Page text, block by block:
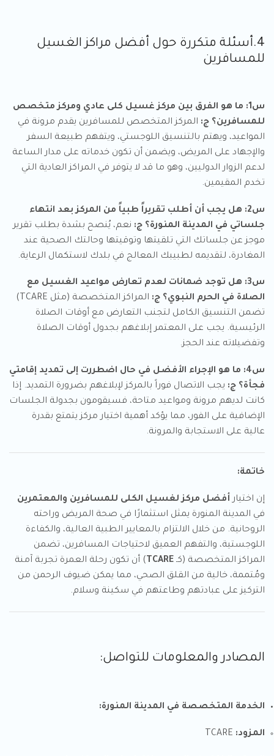
4.أسئلة متكررة حول أفضل مراكز الغسيل
للمسافرين
س1: ما هو الفرق بين مركز غسيل كلى عادي ومركز متخصص
للمسافرين؟ ج: المركز المتخصص للمسافرين يقدم مرونة في
المواعيد، ويهتم بالتنسيق اللوجستي، ويتفهم طبيعة السفر
والإجهاد على المريض، ويضمن أن تكون خدماته على مدار الساعة
لدعم الزوار الدوليين، وهو ما قد لا يتوفر في المراكز العادية التي
تخدم المقيمين.
س2: هل يجب أن أطلب تقريراً طبياً من المركز بعد انتهاء
جلساتي في المدينة المنورة؟ ج: نعم، يُنصح بشدة بطلب تقرير
موجز عن جلساتك التي تلقيتها وتوقيتها وحالتك الصحية عند
المغادرة، لتقديمه لطبيبك المعالج في بلدك لاستكمال الرعاية.
س3: هل توجد ضمانات لعدم تعارض مواعيد الغسيل مع
الصلاة في الحرم النبوي؟ ج:
المراكز المتخصصة (مثل TCARE)
تضمن التنسيق الكامل لتجنب التعارض مع أوقات الصلاة
الرئيسية. يجب على المعتمر إبلاغهم بجدول أوقات الصلاة
وتفضيلاته عند الحجز.
س4: ما هو الإجراء الأفضل في حال اضطررت إلى تمديد إقامتي
فجأة؟ ج: يجب الاتصال فوراً بالمركز لإبلاغهم بضرورة التمديد. إذا
كانت لديهم مرونة ومواعيد متاحة، فسيقومون بجدولة الجلسات
الإضافية على الفور، مما يؤكد أهمية اختيار مركز يتمتع بقدرة
عالية على الاستجابة والمرونة.
خاتمة:
إن اختيار أفضل مركز لغسيل الكلى للمسافرين والمعتمرين
في المدينة المنورة يمثل استثمارًا في صحة المريض وراحته
الروحانية. من خلال الالتزام بالمعايير الطبية العالية، والكفاءة
اللوجستية، والتفهم العميق لاحتياجات المسافرين، تضمن
المراكز المتخصصة (كـ TCARE ) أن تكون رحلة العمرة تجربة آمنة
ومُتممة، خالية من القلق الصحي، مما يمكن ضيوف الرحمن من
التركيز على عبادتهم وطاعتهم في سكينة وسلام.
المصادر والمعلومات للتواصل:
الخدمة المتخصصة في المدينة المنورة:
المزود: